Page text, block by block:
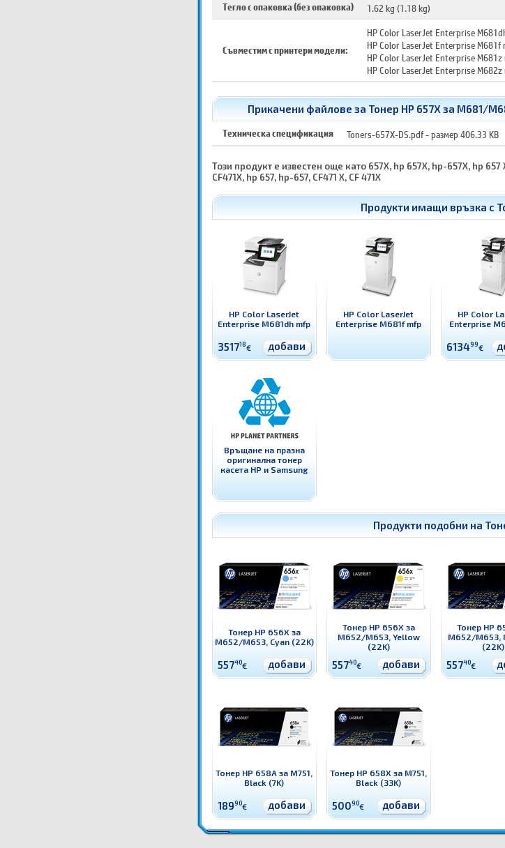
Тегло с опаковка (без опаковка)
1.62 kg (1.18 kg)
Съвместим с принтери модели:
HP Color LaserJet Enterprise
HP Color LaserJet Enterprise M681f
HP Color LaserJet Enterprise M681z
HP Color LaserJet Enterprise M682z
Прикачени файлове за Тонер HP 657X за M681/
Техническа спецификация Toners-657X-DS.pdf- размер 406.33 KB
Този продукт е известен още като 657X, hp 657X, hp-657X, hp 657
CF471X, hp 657, hp-657, CF471 X, CF 471X
Продукти имащи връзка с
HP Color LaserJet
Enterprise M681dh mfp
351718€ добави
HP Color LaserJet
Enterprise M681f mfp
HP Color
Enterprise
613499€
Връщане на празна
оригинална тонер
касета HP и Samsung
Продукти подобни на
Тонер HP 656X за
M652/M653, Cyan (22K)
55740€ добави
Тонер HP 656X за
M652/M653, Yellow
(22K)
55740€ добави
Тонер HP
M652/M653,
(22K)
55740€
Тонер HP 658A за M751,
Black (7K)
18990€ добави
Тонер HP 658X за M751,
Black (33K)
50090€ добави